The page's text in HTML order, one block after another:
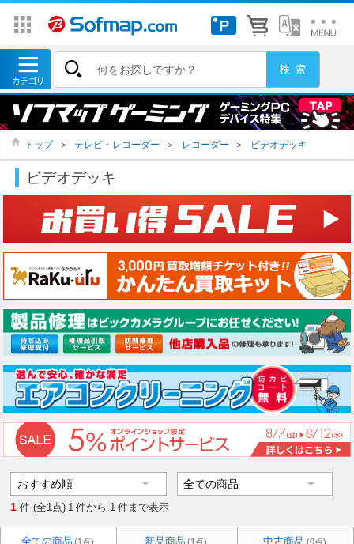
トップ ＞ テレビ・レコーダー ＞ レコーダー ＞ ビデオデッキ
ビデオデッキ
1 件 (全1点) 1 件から 1 件まで表示
全ての商品 (1点) 新品商品 (1点) 中古商品 (0点)